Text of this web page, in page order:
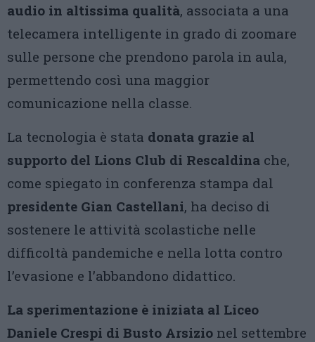
audio in altissima qualità, associata a una
telecamera intelligente in grado di zoomare
sulle persone che prendono parola in aula,
permettendo così una maggior
comunicazione nella classe.
La tecnologia è stata donata grazie al
supporto del Lions Club di Rescaldina che,
come spiegato in conferenza stampa dal
presidente Gian Castellani, ha deciso di
sostenere le attività scolastiche nelle
difficoltà pandemiche e nella lotta contro
l’evasione e l’abbandono didattico.
La sperimentazione è iniziata al Liceo
Daniele Crespi di Busto Arsizio nel settembre